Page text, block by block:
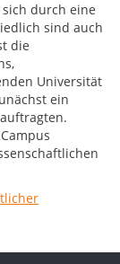
durch eine
sind auch
die
Universität
ein